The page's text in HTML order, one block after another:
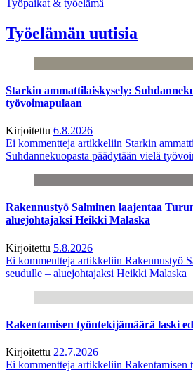
Työpaikat & työelämä
Työelämän uutisia
Starkin ammattilaiskysely:
työvoimapulaan
Kirjoitettu 6.8.2026
Ei kommentteja artikkeliin Starkin
Suhdannekuopasta päädytään vielä
Rakennustyö Salminen laajentaa
aluejohtajaksi Heikki Malaska
Kirjoitettu 5.8.2026
Ei kommentteja artikkeliin Rakennustyö
seudulle – aluejohtajaksi Heikki Malaska
Rakentamisen työntekijämäärä laski
Kirjoitettu 22.7.2026
Ei kommentteja artikkeliin Rakentamisen